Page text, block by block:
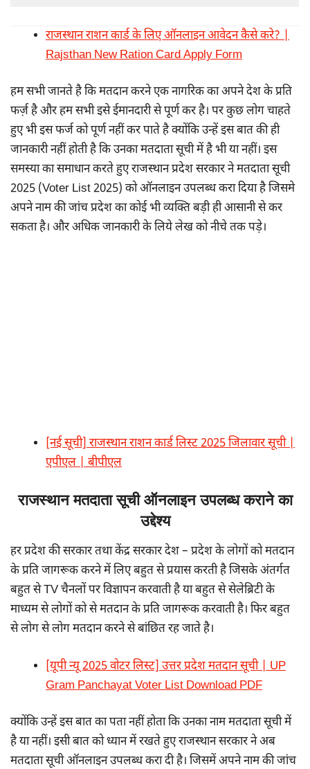
राजस्थान राशन कार्ड के लिए ऑनलाइन आवेदन कैसे करे? |
Rajsthan New Ration Card Apply Form
हम सभी जानते है कि मतदान करने एक नागरिक का अपने देश के प्रति
फर्ज़ है और हम सभी इसे ईमानदारी से पूर्ण कर है। पर कुछ लोग चाहते
हुए भी इस फर्ज को पूर्ण नहीं कर पाते है क्योंकि उन्हें इस बात की ही
जानकारी नहीं होती है कि उनका मतदाता सूची में है भी या नहीं। इस
समस्या का समाधान करते हुए राजस्थान प्रदेश सरकार ने मतदाता सूची
2025 (Voter List 2025) को ऑनलाइन उपलब्ध करा दिया है जिसमे
अपने नाम की जांच प्रदेश का कोई भी व्यक्ति बड़ी ही आसानी से कर
सकता है। और अधिक जानकारी के लिये लेख को नीचे तक पड़े।
[नई सूची] राजस्थान राशन कार्ड लिस्ट 2025 जिलावार सूची |
एपीएल | बीपीएल
राजस्थान मतदाता सूची ऑनलाइन उपलब्ध कराने का
उद्देश्य
हर प्रदेश की सरकार तथा केंद्र सरकार देश – प्रदेश के लोगों को मतदान
के प्रति जागरूक करने में लिए बहुत से प्रयास करती है जिसके अंतर्गत
बहुत से TV चैनलों पर विज्ञापन करवाती है या बहुत से सेलेब्रिटी के
माध्यम से लोगों को से मतदान के प्रति जागरूक करवाती है। फिर बहुत
से लोग से लोग मतदान करने से बांछित रह जाते है।
[यूपी न्यू 2025 वोटर लिस्ट] उत्तर प्रदेश मतदान सूची | UP
Gram Panchayat Voter List Download PDF
क्योंकि उन्हें इस बात का पता नहीं होता कि उनका नाम मतदाता सूची में
है या नहीं। इसी बात को ध्यान में रखते हुए राजस्थान सरकार ने अब
मतदाता सूची ऑनलाइन उपलब्ध करा दी है। जिसमें अपने नाम की जांच